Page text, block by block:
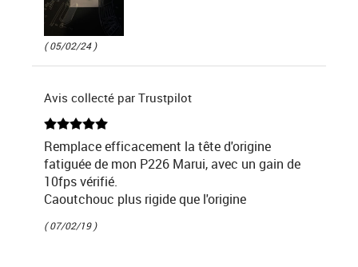
( 05/02/24 )
Avis collecté par Trustpilot
Remplace efficacement la tête d'origine
fatiguée de mon P226 Marui, avec un gain de
10fps vérifié.
Caoutchouc plus rigide que l'origine
( 07/02/19 )